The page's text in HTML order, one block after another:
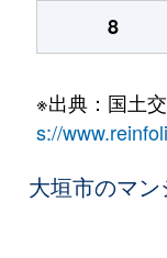
8
※出典：国土
s://
大垣市のマ